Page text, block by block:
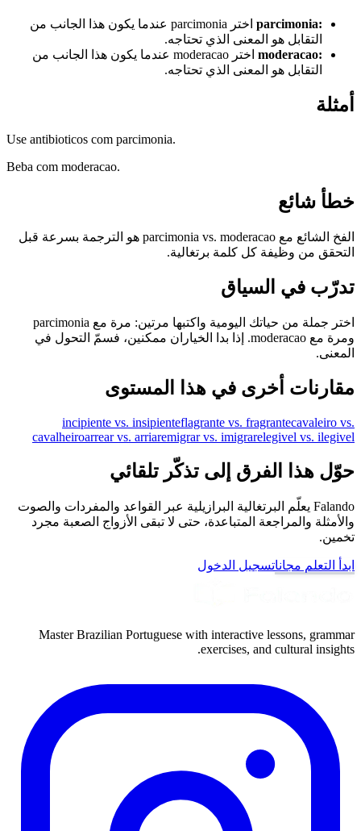
parcimonia:
اختر parcimonia عندما يكون هذا الجانب من
التقابل هو المعنى الذي تحتاجه.
moderacao:
اختر moderacao عندما يكون هذا الجانب من
التقابل هو المعنى الذي تحتاجه.
أمثلة
Use antibioticos com parcimonia.
Beba com moderacao.
خطأ شائع
الفخ الشائع مع parcimonia vs. moderacao هو الترجمة بسرعة قبل
التحقق من وظيفة كل كلمة برتغالية.
تدرّب في السياق
اختر جملة من حياتك اليومية واكتبها مرتين: مرة مع parcimonia
ومرة مع moderacao. إذا بدا الخياران ممكنين، فسمّ التحول في
المعنى.
مقارنات أخرى في هذا المستوى
incipiente vs. insipienteflagrante vs. fragrantecavaleiro vs.
cavalheiroarrear vs. arriaremigrar vs. imigrarelegivel vs. ilegivel
حوّل هذا الفرق إلى تذكّر تلقائي
Falando يعلّم البرتغالية البرازيلية عبر القواعد والمفردات والصوت
والأمثلة والمراجعة المتباعدة، حتى لا تبقى الأزواج الصعبة مجرد
تخمين.
ابدأ التعلم مجاناتسجيل الدخول
Master Brazilian Portuguese with interactive lessons, grammar
exercises, and cultural insights.